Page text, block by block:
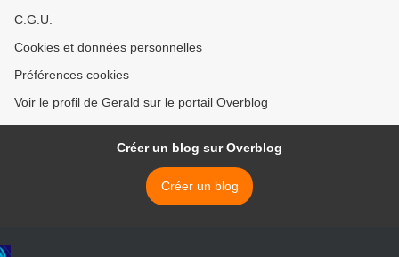
C.G.U.
Cookies et données personnelles
Préférences cookies
Voir le profil de Gerald sur le portail Overblog
Créer un blog sur Overblog
Créer un blog